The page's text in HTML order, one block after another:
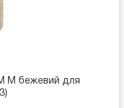
M бежевий для